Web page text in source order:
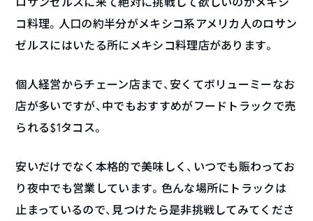
コ料理。人口の約半分がメキシコ系アメリカ人のロサン
ゼルスにはいたる所にメキシコ料理店があります。
個人経営からチェーン店まで、安くてボリューミーなお
店が多いですが、中でもおすすめがフードトラックで売
られる$1タコス。
安いだけでなく本格的で美味しく、いつでも賑わってお
り夜中でも営業しています。色んな場所にトラックは
止まっているので、見つけたら是非挑戦してみてくださ